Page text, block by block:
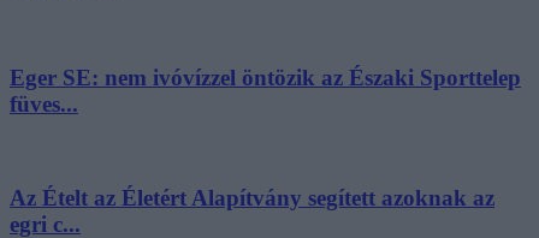
Eger SE: nem ivóvízzel öntözik az Északi Sporttelep
füves...
Az Ételt az Életért Alapítvány segített azoknak az
egri c...